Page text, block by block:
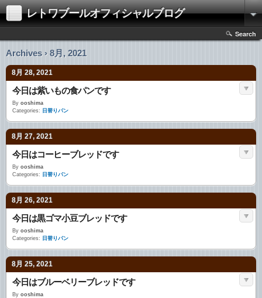
レトワブールオフィシャルブログ
Search
Archives › 8月, 2021
8月 28, 2021
今日は紫いもの食パンです
By ooshima
Categories: 日替りパン
8月 27, 2021
今日はコーヒーブレッドです
By ooshima
Categories: 日替りパン
8月 26, 2021
今日は黒ゴマ小豆ブレッドです
By ooshima
Categories: 日替りパン
8月 25, 2021
今日はブルーベリーブレッドです
By ooshima